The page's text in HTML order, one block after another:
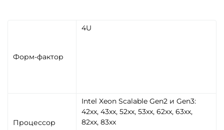
Форм-фактор
4U
Процессор
Intel Xeon Scalable Gen2 и Gen3:
42хх, 43хх, 52хх, 53хх, 62хх, 63хх,
82хх, 83хх